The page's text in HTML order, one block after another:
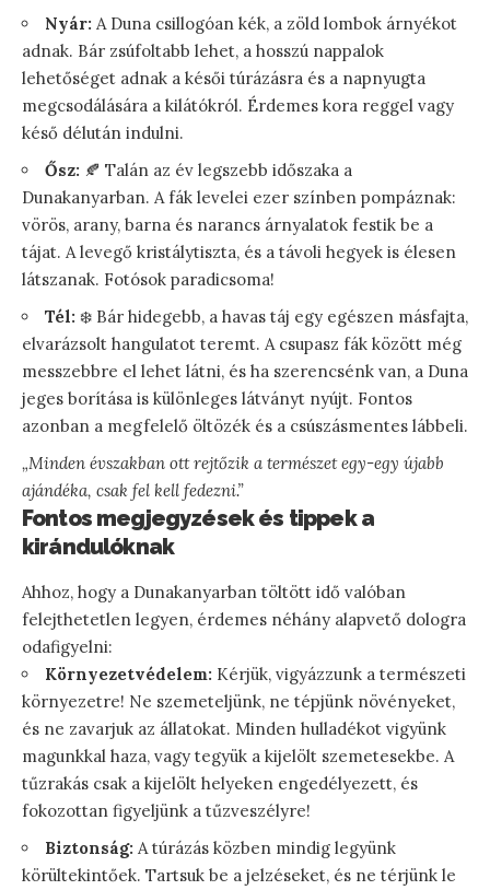
Nyár: A Duna csillogóan kék, a zöld lombok árnyékot
adnak. Bár zsúfoltabb lehet, a hosszú nappalok
lehetőséget adnak a késői túrázásra és a napnyugta
megcsodálására a kilátókról. Érdemes kora reggel vagy
késő délután indulni.
Ősz: 🍂 Talán az év legszebb időszaka a
Dunakanyarban. A fák levelei ezer színben pompáznak:
vörös, arany, barna és narancs árnyalatok festik be a
tájat. A levegő kristálytiszta, és a távoli hegyek is élesen
látszanak. Fotósok paradicsoma!
Tél: ❄️ Bár hidegebb, a havas táj egy egészen másfajta,
elvarázsolt hangulatot teremt. A csupasz fák között még
messzebbre el lehet látni, és ha szerencsénk van, a Duna
jeges borítása is különleges látványt nyújt. Fontos
azonban a megfelelő öltözék és a csúszásmentes lábbeli.
„Minden évszakban ott rejtőzik a természet egy-egy újabb
ajándéka, csak fel kell fedezni.”
Fontos megjegyzések és tippek a
kirándulóknak
Ahhoz, hogy a Dunakanyarban töltött idő valóban
felejthetetlen legyen, érdemes néhány alapvető dologra
odafigyelni:
Környezetvédelem: Kérjük, vigyázzunk a természeti
környezetre! Ne szemeteljünk, ne tépjünk növényeket,
és ne zavarjuk az állatokat. Minden hulladékot vigyünk
magunkkal haza, vagy tegyük a kijelölt szemetesekbe. A
tűzrakás csak a kijelölt helyeken engedélyezett, és
fokozottan figyeljünk a tűzveszélyre!
Biztonság: A túrázás közben mindig legyünk
körültekintőek. Tartsuk be a jelzéseket, és ne térjünk le